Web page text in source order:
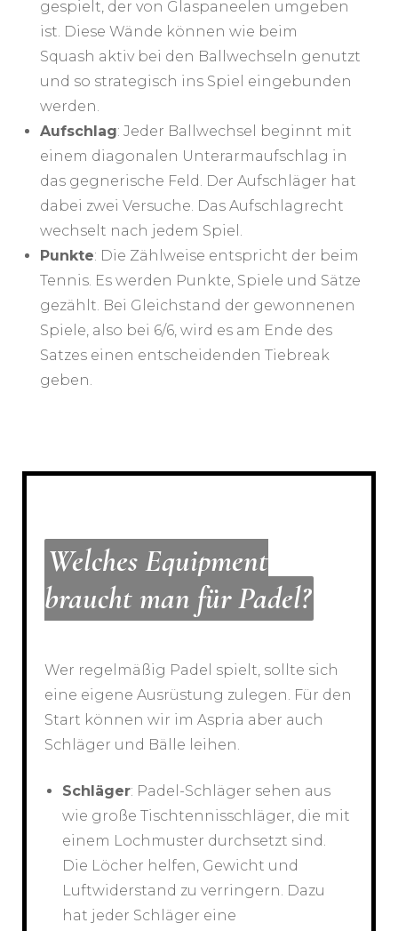
gespielt, der von Glaspaneelen umgeben
ist. Diese Wände können wie beim
Squash aktiv bei den Ballwechseln genutzt
und so strategisch ins Spiel eingebunden
werden.
Aufschlag: Jeder Ballwechsel beginnt mit
einem diagonalen Unterarmaufschlag in
das gegnerische Feld. Der Aufschläger hat
dabei zwei Versuche. Das Aufschlagrecht
wechselt nach jedem Spiel.
Punkte: Die Zählweise entspricht der beim
Tennis. Es werden Punkte, Spiele und Sätze
gezählt. Bei Gleichstand der gewonnenen
Spiele, also bei 6/6, wird es am Ende des
Satzes einen entscheidenden Tiebreak
geben.
Welches Equipment
braucht man für Padel?
Wer regelmäßig Padel spielt, sollte sich
eine eigene Ausrüstung zulegen. Für den
Start können wir im Aspria aber auch
Schläger und Bälle leihen.
Schläger: Padel-Schläger sehen aus
wie große Tischtennisschläger, die mit
einem Lochmuster durchsetzt sind.
Die Löcher helfen, Gewicht und
Luftwiderstand zu verringern. Dazu
hat jeder Schläger eine